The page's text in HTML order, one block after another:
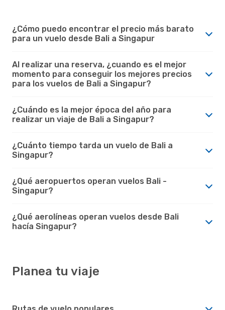
¿Cómo puedo encontrar el precio más barato
para un vuelo desde Bali a Singapur
Al realizar una reserva, ¿cuando es el mejor
momento para conseguir los mejores precios
para los vuelos de Bali a Singapur?
¿Cuándo es la mejor época del año para
realizar un viaje de Bali a Singapur?
¿Cuánto tiempo tarda un vuelo de Bali a
Singapur?
¿Qué aeropuertos operan vuelos Bali -
Singapur?
¿Qué aerolíneas operan vuelos desde Bali
hacía Singapur?
Planea tu viaje